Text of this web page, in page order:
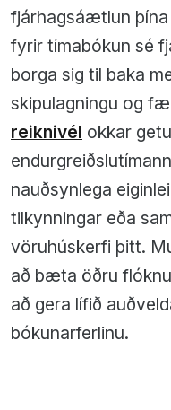
fjárhagsáætlun
fyrir tímabókun sé
borga sig til baka
skipulagningu og
reiknivél okkar
nauðsynlega
tilkynningar eða
vöruhúskerfi þitt.
að bæta öðru
að gera lífið
bókunarferlinu.